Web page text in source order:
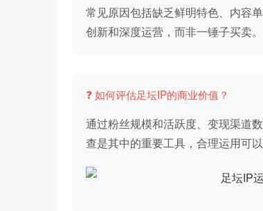
常见原因包括缺乏鲜明特色、内容
创新和深度运营，而非一锤子买卖。
❓ 如何评估足坛IP的商业价值？
通过粉丝规模和活跃度、变现渠道
查是其中的重要工具，合理运用可